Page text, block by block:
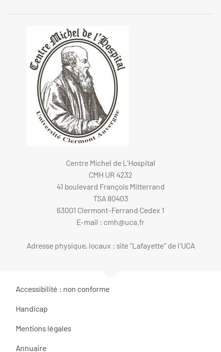
Centre Michel de L'Hospital
CMH UR 4232
41 boulevard François Mitterrand
TSA 80403
63001 Clermont-Ferrand Cedex 1
E-mail : cmh@uca.fr
Adresse physique, locaux : site "Lafayette" de l'UCA
Accessibilité : non conforme
Handicap
Mentions légales
Annuaire